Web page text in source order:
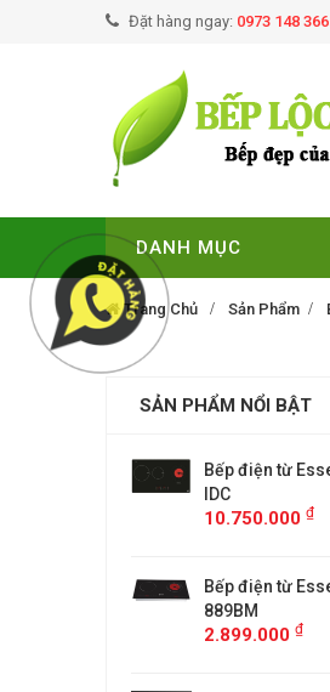
Đặt hàng ngay: 0973 148 366
DANH MỤC
Trang Chủ Sản Phẩm
SẢN PHẨM NỔI BẬT
Bếp điện từ
IDC
10.750.000 ₫
Bếp điện từ
889BM
2.899.000 ₫